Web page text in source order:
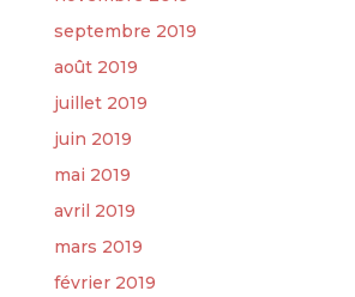
septembre 2019
août 2019
juillet 2019
juin 2019
mai 2019
avril 2019
mars 2019
février 2019